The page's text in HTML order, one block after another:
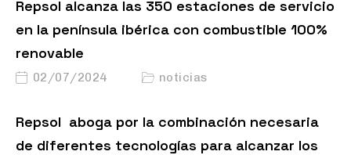
Repsol alcanza las 350 estaciones de servicio
en la península ibérica con combustible 100%
renovable
02/07/2024 noticias
Repsol aboga por la combinación necesaria
de diferentes tecnologías para alcanzar los